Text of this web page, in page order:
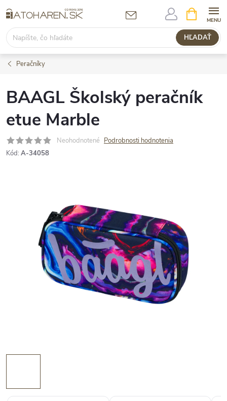
na
obsah
HĽADAŤ
KOŠÍK
Peračníky
BAAGL Školský peračník
etue Marble
Neohodnotené Podrobnosti hodnotenia
Kód: A-34058